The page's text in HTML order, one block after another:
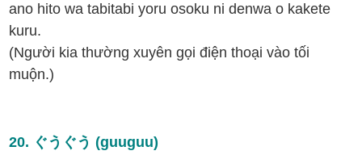
ano hito wa tabitabi yoru osoku ni denwa o kakete
kuru.
(Người kia thường xuyên gọi điện thoại vào tối
muộn.)
20. ぐうぐう (guuguu)